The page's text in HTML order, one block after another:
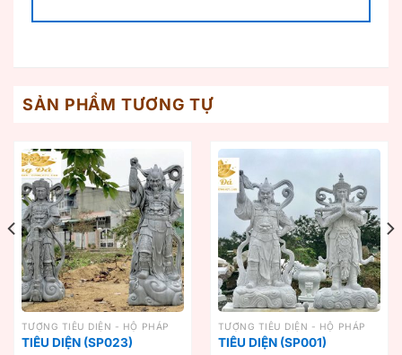
SẢN PHẨM TƯƠNG TỰ
TƯỢNG TIÊU DIỆN - HỘ PHÁP
TIÊU DIỆN (SP023)
TƯỢNG TIÊU DIỆN - HỘ PHÁP
TIÊU DIỆN (SP001)